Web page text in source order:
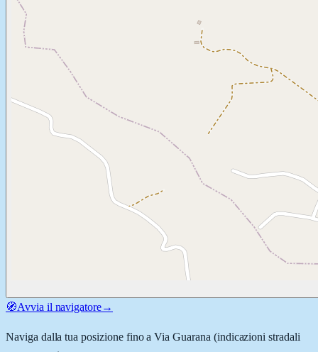
🧭Avvia il navigatore→
Naviga dalla tua posizione fino aVia Guarana (indicazioni stradali